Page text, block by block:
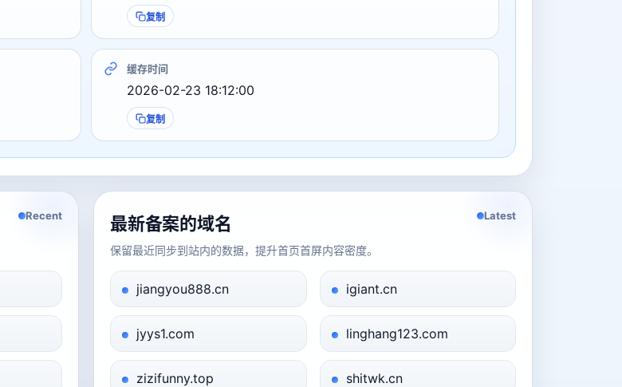
复制
缓存时间
2026-02-23 18:12:00
复制
Recent 最新备案的域名
保留最近同步到站内的数据，提升首页首屏内容密度。
Latest
jiangyou888.cn igiant.cn
jyys1.com linghang123.com
zizifunny.top shitwk.cn